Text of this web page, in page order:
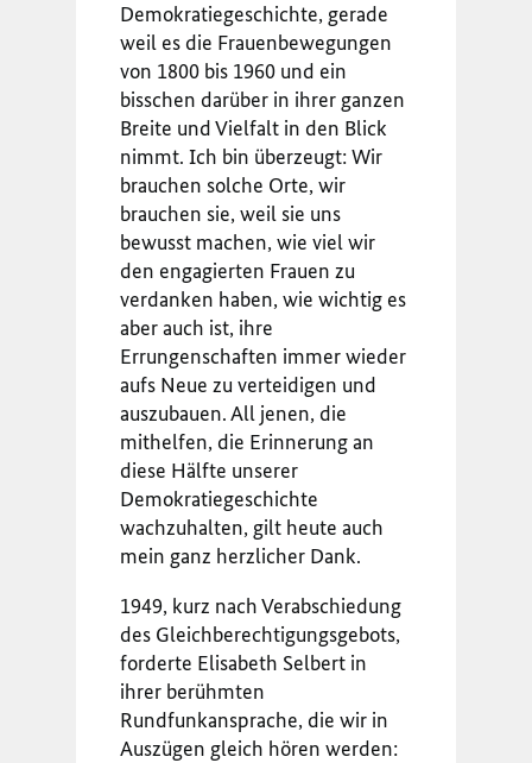
Demokratiegeschichte, gerade
weil es die Frauenbewegungen
von 1800 bis 1960 und ein
bisschen darüber in ihrer ganzen
Breite und Vielfalt in den Blick
nimmt. Ich bin überzeugt: Wir
brauchen solche Orte, wir
brauchen sie, weil sie uns
bewusst machen, wie viel wir
den engagierten Frauen zu
verdanken haben, wie wichtig es
aber auch ist, ihre
Errungenschaften immer wieder
aufs Neue zu verteidigen und
auszubauen. All jenen, die
mithelfen, die Erinnerung an
diese Hälfte unserer
Demokratiegeschichte
wachzuhalten, gilt heute auch
mein ganz herzlicher Dank.
1949, kurz nach Verabschiedung
des Gleichberechtigungsgebots,
forderte Elisabeth Selbert in
ihrer berühmten
Rundfunkansprache, die wir in
Auszügen gleich hören werden: